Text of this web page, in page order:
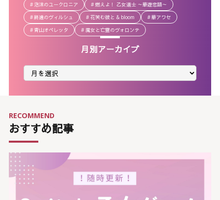
泡沫のユークロニア
燃えよ！ 乙女道士 ～華遊恋語～
終遠のヴィルシュ
花笑む彼と & bloom
華アワセ
青山オペレッタ
魔女と亡霊のヴォロンテ
月別アーカイブ
月
ア
カ
おすすめ記事
RECOMMEND